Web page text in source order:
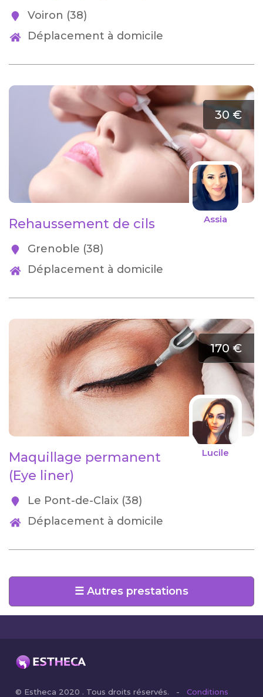
Voiron (38)
Déplacement à domicile
30 €
Assia
Rehaussement de cils
Grenoble (38)
Déplacement à domicile
170 €
Lucile
Maquillage permanent
(Eye liner)
Le Pont-de-Claix (38)
Déplacement à domicile
☰ Autres prestations
© Estheca 2020 . Tous droits réservés. -Conditions